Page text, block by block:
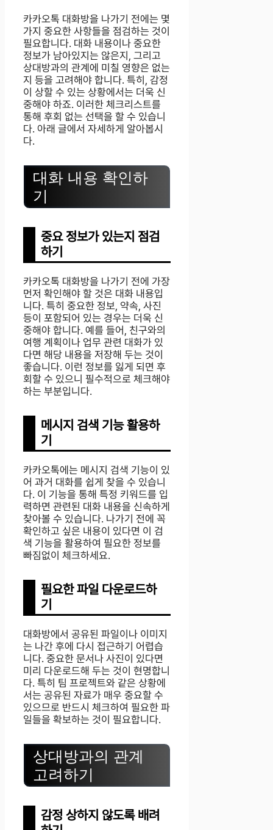
카카오톡 대화방을 나가기 전에는 몇
가지 중요한 사항들을 점검하는 것이
필요합니다. 대화 내용이나 중요한
정보가 남아있지는 않은지, 그리고
상대방과의 관계에 미칠 영향은 없는
지 등을 고려해야 합니다. 특히, 감정
이 상할 수 있는 상황에서는 더욱 신
중해야 하죠. 이러한 체크리스트를
통해 후회 없는 선택을 할 수 있습니
다. 아래 글에서 자세하게 알아봅시
다.
대화 내용 확인하
기
중요 정보가 있는지 점검
하기
카카오톡 대화방을 나가기 전에 가장
먼저 확인해야 할 것은 대화 내용입
니다. 특히 중요한 정보, 약속, 사진
등이 포함되어 있는 경우는 더욱 신
중해야 합니다. 예를 들어, 친구와의
여행 계획이나 업무 관련 대화가 있
다면 해당 내용을 저장해 두는 것이
좋습니다. 이런 정보를 잃게 되면 후
회할 수 있으니 필수적으로 체크해야
하는 부분입니다.
메시지 검색 기능 활용하
기
카카오톡에는 메시지 검색 기능이 있
어 과거 대화를 쉽게 찾을 수 있습니
다. 이 기능을 통해 특정 키워드를 입
력하면 관련된 대화 내용을 신속하게
찾아볼 수 있습니다. 나가기 전에 꼭
확인하고 싶은 내용이 있다면 이 검
색 기능을 활용하여 필요한 정보를
빠짐없이 체크하세요.
필요한 파일 다운로드하
기
대화방에서 공유된 파일이나 이미지
는 나간 후에 다시 접근하기 어렵습
니다. 중요한 문서나 사진이 있다면
미리 다운로드해 두는 것이 현명합니
다. 특히 팀 프로젝트와 같은 상황에
서는 공유된 자료가 매우 중요할 수
있으므로 반드시 체크하여 필요한 파
일들을 확보하는 것이 필요합니다.
상대방과의 관계
고려하기
감정 상하지 않도록 배려